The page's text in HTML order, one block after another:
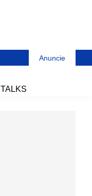
Anuncie
TALKS